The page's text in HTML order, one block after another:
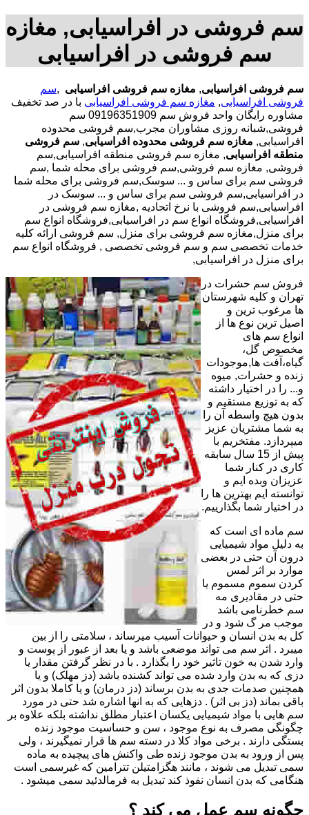
سم فروشی در افراسیابی, مغازه
سم فروشی در افراسیابی
سم فروشی افراسیابی, مغازه سم فروشی افراسیابی ,سم
فروشی افراسیابی, مغازه سم فروشی افراسیابی با در صد تخفیف
مشاوره رایگان واحد فروش سم 09196351909 سم
فروشی,شبانه روزی مشاوران مجرب,سم فروشی محدوده
افراسیابی, مغازه سم فروشی محدوده افراسیابی, سم فروشی
منطقه افراسیابی, مغازه سم فروشی منطقه افراسیابی,سم
فروشی, مغازه سم فروشی,سم فروشی برای محله شما ,سم
فروشی سم برای ساس و ... سوسک,سم فروشی برای محله شما
در افراسیابی,سم فروشی سم برای ساس و ... سوسک در
افراسیابی,سم فروشی با نرخ اتحادیه ,مغازه سم فروشی در
افراسیابی,فروشگاه انواع سم در افراسیابی,فروشگاه انواع سم
برای منزل,مغازه سم فروشی برای منزل, سم فروشی ارائه کلیه
خدمات تخصصی سم و سم فروشی تخصصی , فروشگاه انواع سم
برای منزل در افراسیابی,
فروش سم حشرات در
تهران و کلیه شهرستان
ها مرغوب ترین و
اصیل ترین نوع ها از
انواع سم های
مخصوص گل،
گیاه،آفت ها,موجودات
زنده و حشرات, میوه
و... را در اختیار داشته
که به توزیع مستقیم و
بدون هیچ واسطه آن را
به شما مشتریان عزیز
میپردازد. مفتخریم با
پیش از 15 سال سابقه
کاری در کنار شما
عزیزان وبده ایم و
توانسته ایم بهترین ها را
در اختیار شما بگذارییم.
سم ماده ای است که
به دلیل مواد شیمیایی
درون آن حتی در بعضی
موارد بر اثر لمس
کردن سموم مسموم یا
حتی در مقادیری مه
سم خطرنامی باشد
موجب مر گ شود و در
کل به بدن انسان و حیوانات آسیب میرساند ، سلامتی را از بین
میبرد . اثر سم می تواند موضعی باشد و یا بعد از عبور از پوست و
وارد شدن به خون تاثیر خود را بگذارد . با در نظر گرفتن مقدار یا
دزی که به بدن وارد شده می تواند کشنده باشد (دز مهلک) و یا
همچنین صدمات جدی به بدن برساند (دز درمان) و یا کاملا بدون اثر
باقی بماند (دز بی اثر) . دزهایی که به انها اشاره شد حتی در مورد
سم هایی با مواد شیمیایی یکسان اعتبار مطلق نداشته بلکه علاوه بر
چگونگی مصرف به نوع موجود ، سن و حساسیت موجود زنده
بستگی دارند . برخی مواد کلا در دسته سم ها قرار نمیگیرند ، ولی
پس از ورود به بدن موجود زنده طی واکنش های پیچیده به ماده
سمی تبدیل می شوند ، مانند هگزامتیلن تترامین که غیرسمی است
هنگامی که بدن انسان نفوذ کند تبدیل به فرمالدئید سمی میشود .
چگونه سم عمل می کند ؟